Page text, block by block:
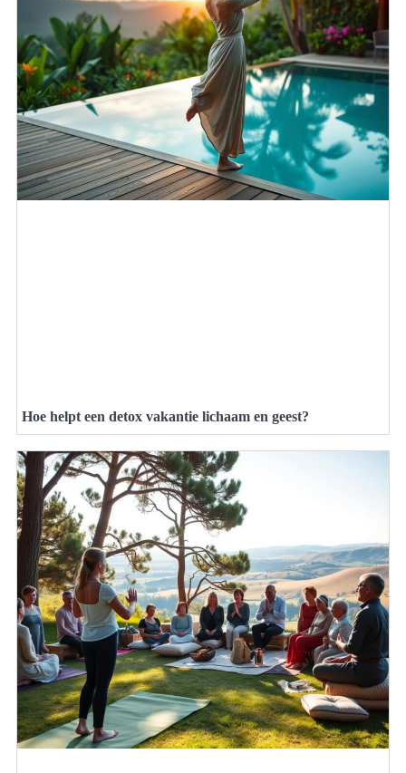
Hoe helpt een detox vakantie lichaam en geest?